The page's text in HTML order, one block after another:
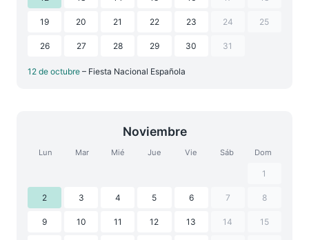
19 20 21 22 23 24 25
26 27 28 29 30 31
12 de octubre – Fiesta Nacional Española
Noviembre
Lun Mar Mié Jue Vie Sáb Dom
1
2 3 4 5 6 7 8
9 10 11 12 13 14 15